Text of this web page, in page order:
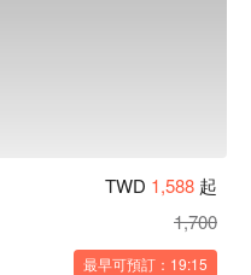
TWD 1,588 起
1,700
最早可預訂：19:15